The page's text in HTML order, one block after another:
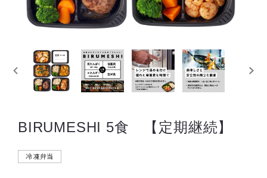
BIRUMESHI 5食 【定期継続】
冷凍弁当